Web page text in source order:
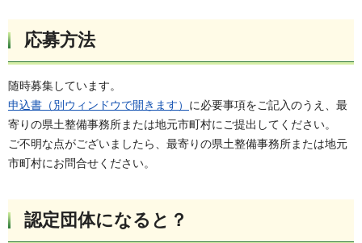
応募方法
随時募集しています。
申込書（別ウィンドウで開きます） に必要事項をご記入のうえ、最
寄りの県土整備事務所または地元市町村にご提出してください。
ご不明な点がございましたら、最寄りの県土整備事務所または地元
市町村にお問合せください。
認定団体になると？